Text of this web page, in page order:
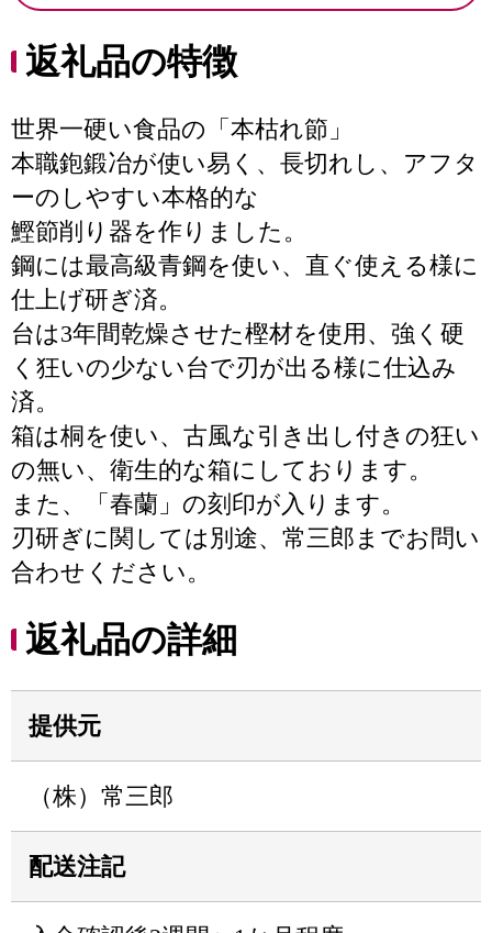
返礼品の特徴
世界一硬い食品の「本枯れ節」
本職鉋鍛冶が使い易く、長切れし、アフタ
ーのしやすい本格的な
鰹節削り器を作りました。
鋼には最高級青鋼を使い、直ぐ使える様に
仕上げ研ぎ済。
台は3年間乾燥させた樫材を使用、強く硬
く狂いの少ない台で刃が出る様に仕込み
済。
箱は桐を使い、古風な引き出し付きの狂い
の無い、衛生的な箱にしております。
また、「春蘭」の刻印が入ります。
刃研ぎに関しては別途、常三郎までお問い
合わせください。
返礼品の詳細
提供元
（株）常三郎
配送注記